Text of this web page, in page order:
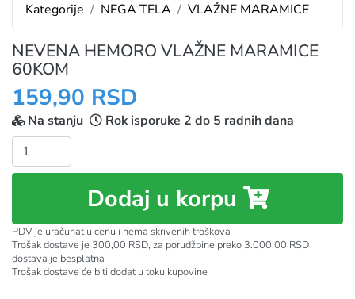
Kategorije NEGA TELA VLAŽNE MARAMICE
NEVENA HEMORO VLAŽNE MARAMICE
60KOM
159,90 RSD
Na stanju
Rok isporuke 2 do 5 radnih dana
Dodaj u korpu
PDV je uračunat u cenu i nema skrivenih troškova
Trošak dostave je 300,00 RSD, za porudžbine preko 3.000,00 RSD
dostava je besplatna
Trošak dostave će biti dodat u toku kupovine